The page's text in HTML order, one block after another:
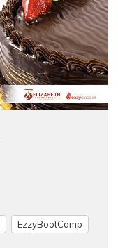
EzzyBootCamp